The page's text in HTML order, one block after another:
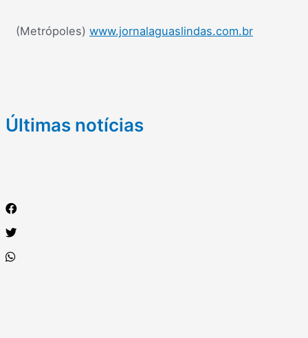
(Metrópoles) www.jornalaguaslindas.com.br
Últimas notícias